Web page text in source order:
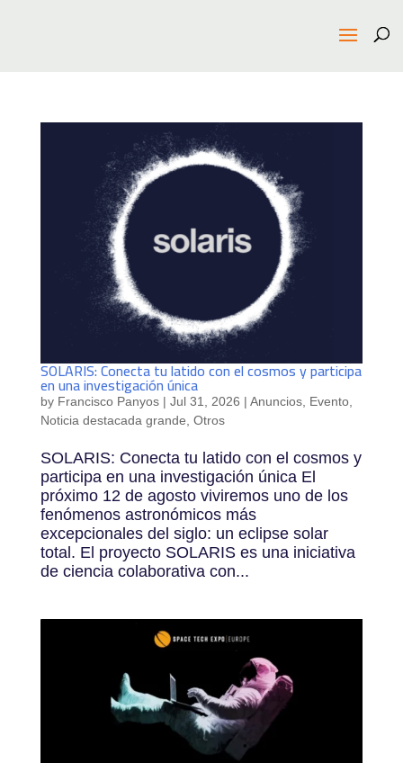
SOLARIS: Conecta tu latido con el cosmos y participa
en una investigación única
by Francisco Panyos| Jul 31, 2026 | Anuncios, Evento,
Noticia destacada grande Otros
SOLARIS: Conecta tu latido con el cosmos y
participa en una investigación única El
próximo 12 de agosto viviremos uno de los
fenómenos astronómicos más
excepcionales del siglo: un eclipse solar
total. El proyecto SOLARIS es una iniciativa
de ciencia colaborativa con...